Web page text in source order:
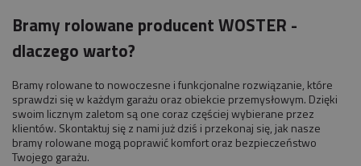
Bramy rolowane producent WOSTER -
dlaczego warto?
Bramy rolowane to nowoczesne i funkcjonalne rozwiązanie, które
sprawdzi się w każdym garażu oraz obiekcie przemysłowym. Dzięki
swoim licznym zaletom są one coraz częściej wybierane przez
klientów. Skontaktuj się z nami już dziś i przekonaj się, jak nasze
bramy rolowane mogą poprawić komfort oraz bezpieczeństwo
Twojego garażu.